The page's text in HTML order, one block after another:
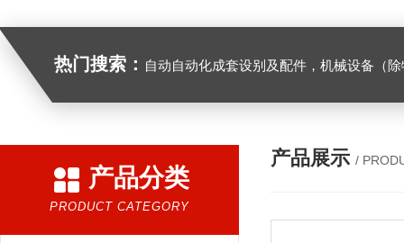
热门搜索： 自动自动化成套设别及配件，机械设备（除特种设备）及配件制造，加工（以上限分支机构经营），设计，批发，零售，模具，五金制品，工具加工（限分支机构经营），设计，批发，零售。五金交电，金属材料，金属制品，不锈钢制品，建筑材料，钢材，橡塑制品，环保设备，润滑剂，汽车配件，摩托车配件的批发，零售。（企业经营涉及行政许可的，凭许可证件经营）化成套设别及配件，机械设备（除特种设
产品分类
PRODUCT CATEGORY
产品展示 /